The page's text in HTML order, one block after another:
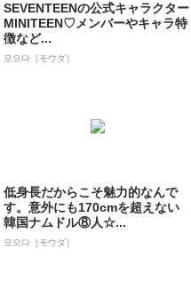
SEVENTEENの公式キャラクター
MINITEEN♡メンバーやキャラ特
徴など...
모으다［モウダ］
低身長だからこそ魅力的なんで
す。意外にも170cmを超えない
韓国ナムドル⑧人☆...
모으다［モウダ］